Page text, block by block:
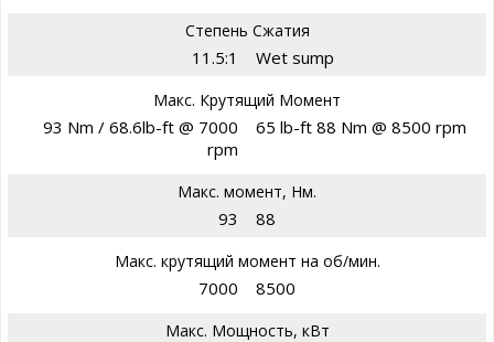
Степень Сжатия
11.5:1 Wet sump
Макс. Крутящий Момент
93 Nm / 68.6lb-ft @ 7000
rpm
65 lb-ft 88 Nm @ 8500 rpm
Макс. момент, Нм.
93 88
Макс. крутящий момент на об/мин.
7000 8500
Макс. Мощность, кВт